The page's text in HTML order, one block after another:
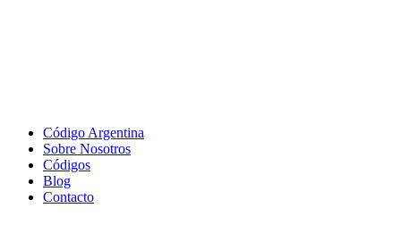
Código Argentina
Sobre Nosotros
Códigos
Blog
Contacto